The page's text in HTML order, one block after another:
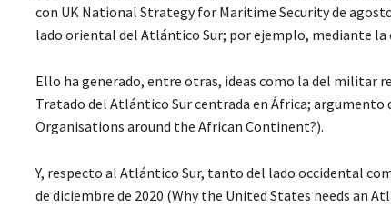
con UK National Strategy for Maritime Security de
lado oriental del Atlántico Sur; por ejemplo, mediante la
Ello ha generado, entre otras, ideas como la del militar
Tratado del Atlántico Sur centrada en África;
Organisations around the African Continent?).
Y, respecto al Atlántico Sur, tanto del lado occidental
de diciembre de 2020 (Why the United States needs an